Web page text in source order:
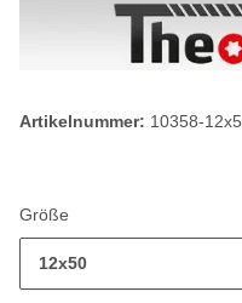
Artikelnummer: 10358-
Größe
12x50